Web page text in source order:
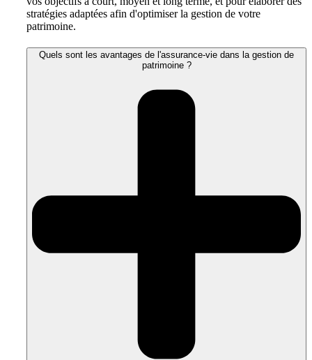
stratégies adaptées afin d'optimiser la gestion de votre
patrimoine.
Quels sont les avantages de l'assurance-vie dans la gestion de
patrimoine ?